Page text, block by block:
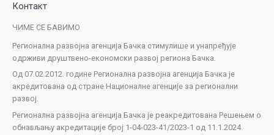
Контакт
ЧИМЕ СЕ БАВИМО
Регионална развојна агенција Бачка стимулише и унапређује
одрживи друштвено-економски развој региона Бачка.
Од 07.02.2012. године Регионална развојна агенција Бачка је
акредитована од стране Националне агенције за регионални
развој.
Регионална развојна агенција Бачка је реакредитована Решењем о
обнављању акредитације број 1-04-023-41/2023-1 од 11.1.2024.